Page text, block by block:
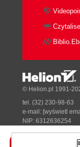
© Helion.pl 1991-
tel. (32) 230-98-63
e-mail: [wyświetl
NIP: 6312636254